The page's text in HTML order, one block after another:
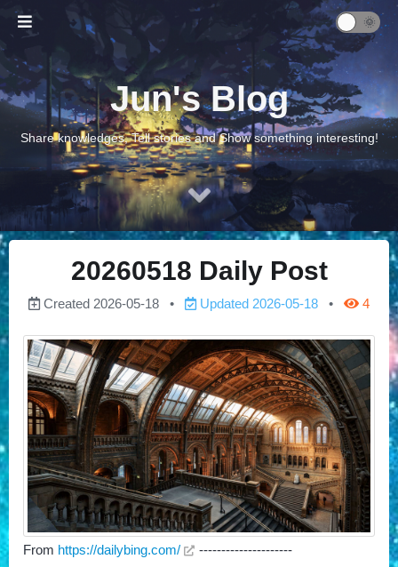
Jun's Blog
Share knowledges, Tell stories and Show something interesting!
20260518 Daily Post
Created 2026-05-18 Updated 2026-05-18 4
From https://dailybing.com/ ---------------------